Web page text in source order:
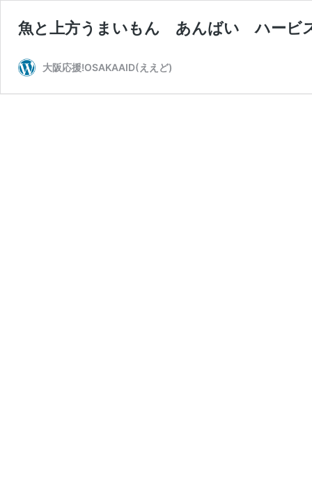
魚と上方うまいもん あんばい ハービ
大阪応援!OSAKAAID(ええど)